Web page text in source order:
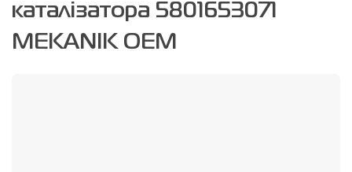
Доставка та оплата
каталізатора 5801653071
MEKANIK OEM